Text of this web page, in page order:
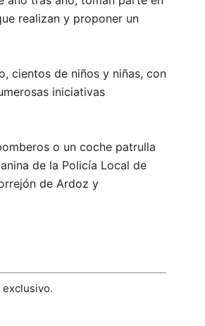
realizan y proponer un
cientos de niños y niñas, con
iniciativas
o un coche patrulla
de la Policía Local de
de Ardoz y